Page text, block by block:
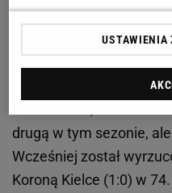
Jest decyzja ws.
podstawowym obrońcą
drugą w tym sezonie,
Wcześniej został
Koroną Kielce (1:0) w
USTAWIENIA